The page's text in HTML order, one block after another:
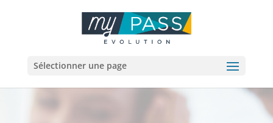
Sélectionner une page